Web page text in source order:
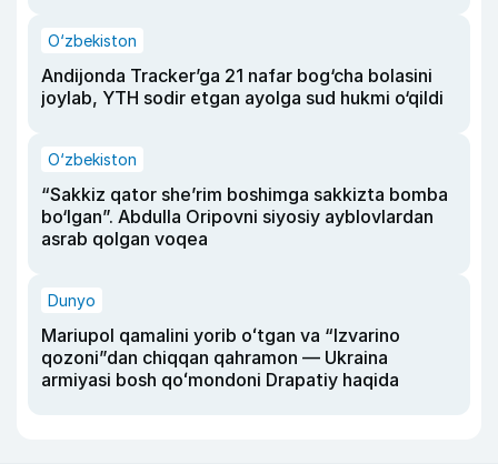
O‘zbekiston
Andijonda Tracker’ga 21 nafar bog‘cha bolasini
joylab, YTH sodir etgan ayolga sud hukmi o‘qildi
O‘zbekiston
“Sakkiz qator she’rim boshimga sakkizta bomba
bo‘lgan”. Abdulla Oripovni siyosiy ayblovlardan
asrab qolgan voqea
Dunyo
Mariupol qamalini yorib oʻtgan va “Izvarino
qozoni”dan chiqqan qahramon — Ukraina
armiyasi bosh qoʻmondoni Drapatiy haqida